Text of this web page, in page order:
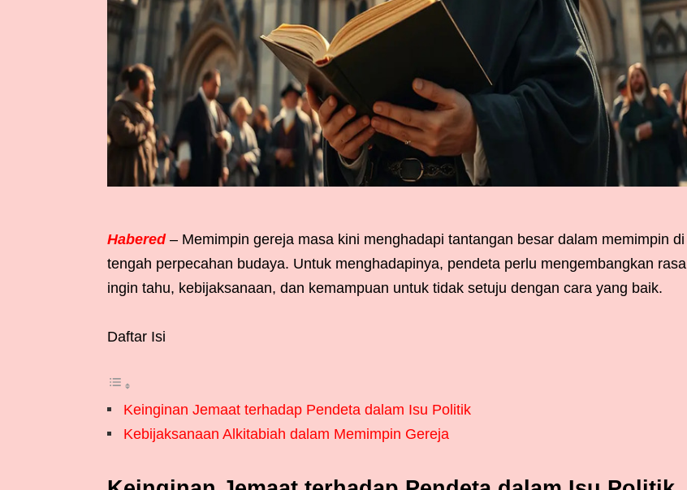
Habered– Memimpin gereja masa kini menghadapi tantangan besar dalam memimpin di
tengah perpecahan budaya. Untuk menghadapinya, pendeta perlu mengembangkan rasa
ingin tahu, kebijaksanaan, dan kemampuan untuk tidak setuju dengan cara yang baik.
Daftar Isi
Keinginan Jemaat terhadap Pendeta dalam Isu Politik
Kebijaksanaan Alkitabiah dalam Memimpin Gereja